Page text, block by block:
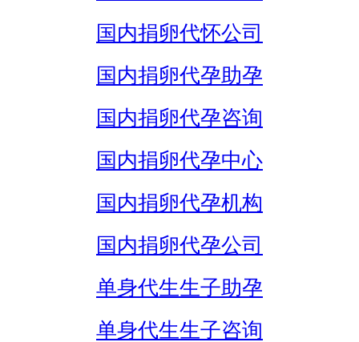
国内捐卵代怀公司
国内捐卵代孕助孕
国内捐卵代孕咨询
国内捐卵代孕中心
国内捐卵代孕机构
国内捐卵代孕公司
单身代生生子助孕
单身代生生子咨询